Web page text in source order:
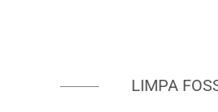
LIMPA